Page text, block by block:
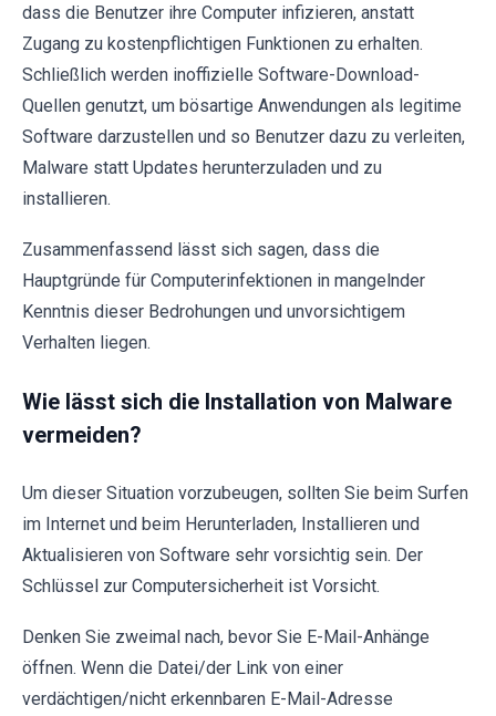
dass die Benutzer ihre Computer infizieren, anstatt
Zugang zu kostenpflichtigen Funktionen zu erhalten.
Schließlich werden inoffizielle Software-Download-
Quellen genutzt, um bösartige Anwendungen als legitime
Software darzustellen und so Benutzer dazu zu verleiten,
Malware statt Updates herunterzuladen und zu
installieren.
Zusammenfassend lässt sich sagen, dass die
Hauptgründe für Computerinfektionen in mangelnder
Kenntnis dieser Bedrohungen und unvorsichtigem
Verhalten liegen.
Wie lässt sich die Installation von Malware
vermeiden?
Um dieser Situation vorzubeugen, sollten Sie beim Surfen
im Internet und beim Herunterladen, Installieren und
Aktualisieren von Software sehr vorsichtig sein. Der
Schlüssel zur Computersicherheit ist Vorsicht.
Denken Sie zweimal nach, bevor Sie E-Mail-Anhänge
öffnen. Wenn die Datei/der Link von einer
verdächtigen/nicht erkennbaren E-Mail-Adresse